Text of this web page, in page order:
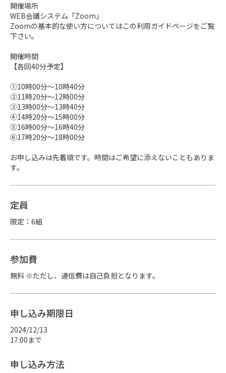
開催場所
WEB会議システム「Zoom」
Zoomの基本的な使い方についてはこの利用ガイドページをご覧
下さい。
開催時間
【各回40分予定】
①10時00分～10時40分
②11時20分～12時00分
③13時00分～13時40分
④14時20分～15時00分
⑤16時00分～16時40分
⑥17時20分～18時00分
お申し込みは先着順です。時間はご希望に添えないこともありま
す。
定員
限定：6組
参加費
無料 ※ただし、通信費は自己負担となります。
申し込み期限日
2024/12/13
17:00まで
申し込み方法